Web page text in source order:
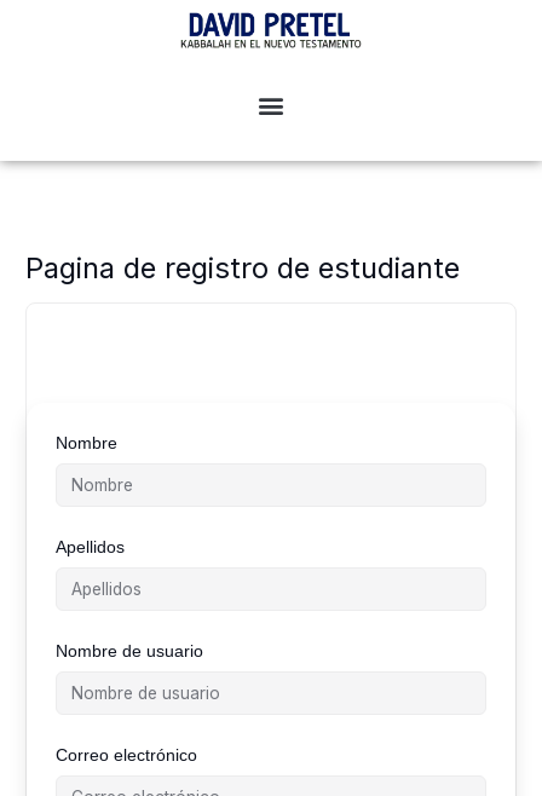
Pagina de registro de estudiante
Nombre
Apellidos
Nombre de usuario
Correo electrónico